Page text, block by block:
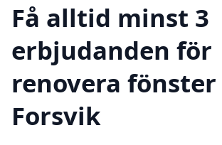
Få alltid minst 3
erbjudanden för
renovera fönster
Forsvik